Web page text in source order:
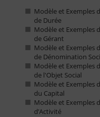
Modèle et Exemples
de Durée
Modèle et Exemples
de Gérant
Modèle et Exemples
de Dénomination
Modèle et Exemples
de l'Objet Social
Modèle et Exemples
du Capital
Modèle et Exemples
d’Activité